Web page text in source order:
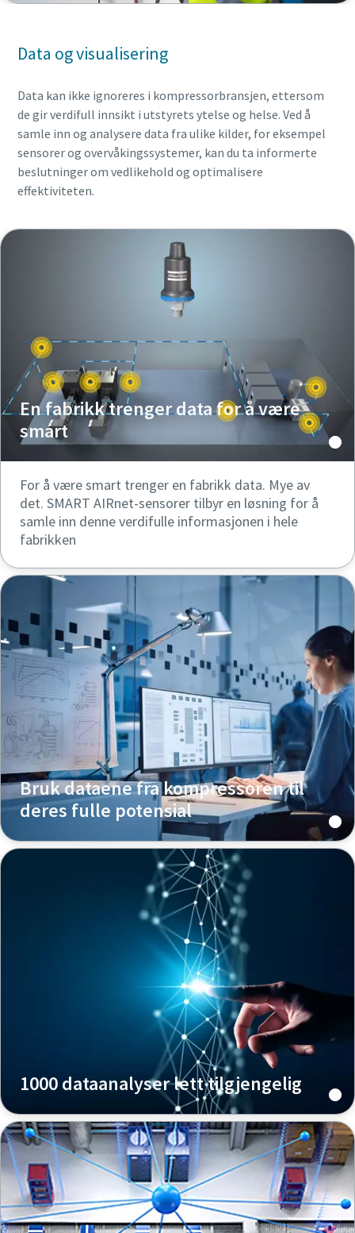
Data og visualisering
Data kan ikke ignoreres i kompressorbransjen, ettersom
de gir verdifull innsikt i utstyrets ytelse og helse. Ved å
samle inn og analysere data fra ulike kilder, for eksempel
sensorer og overvåkingssystemer, kan du ta informerte
beslutninger om vedlikehold og optimalisere
effektiviteten.
En fabrikk trenger data for å være
smart
For å være smart trenger en fabrikk data. Mye av
det. SMART AIRnet-sensorer tilbyr en løsning for å
samle inn denne verdifulle informasjonen i hele
fabrikken
Bruk dataene fra kompressoren til
deres fulle potensial
1000 dataanalyser lett tilgjengelig